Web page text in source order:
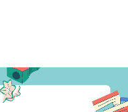
ス